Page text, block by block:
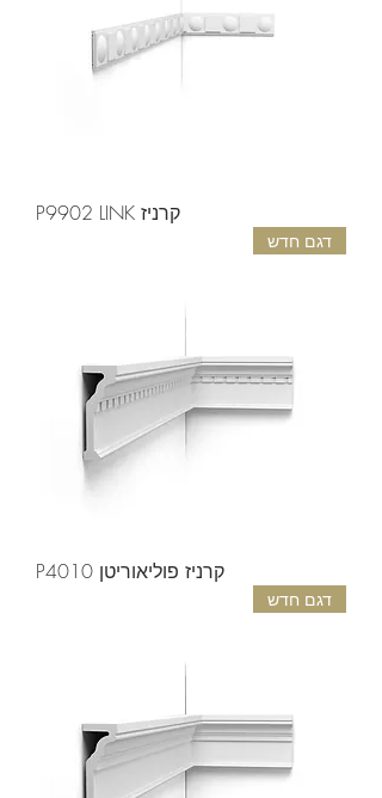
קרניז P9902 LINK
דגם חדש
קרניז פוליאוריטן P4010
דגם חדש